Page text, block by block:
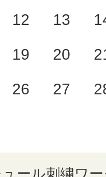
12 13
19 20
26 27
ール刺繍ワ